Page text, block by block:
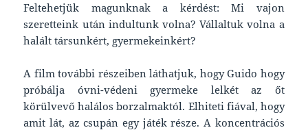
Feltehetjük magunknak a kérdést: Mi vajon
szeretteink után indultunk volna? Vállaltuk volna a
halált társunkért, gyermekeinkért?
A film további részeiben láthatjuk, hogy Guido hogy
próbálja óvni-védeni gyermeke lelkét az őt
körülvevő halálos borzalmaktól. Elhiteti fiával, hogy
amit lát, az csupán egy játék része. A koncentrációs